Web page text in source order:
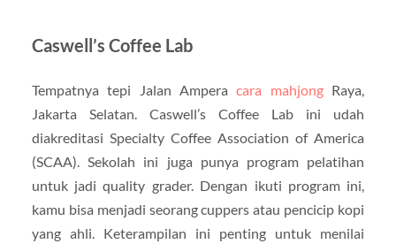
Caswell’s Coffee Lab
Tempatnya tepi Jalan Amperacara mahjongRaya,
Jakarta Selatan. Caswell’s Coffee Lab ini udah
diakreditasi Specialty Coffee Association of America
(SCAA). Sekolah ini juga punya program pelatihan
untuk jadi quality grader. Dengan ikuti program ini,
kamu bisa menjadi seorang cuppers atau pencicip kopi
yang ahli. Keterampilan ini penting untuk menilai